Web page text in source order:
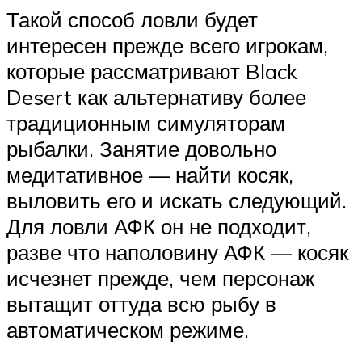
Такой способ ловли будет
интересен прежде всего игрокам,
которые рассматривают Black
Desert как альтернативу более
традиционным симуляторам
рыбалки. Занятие довольно
медитативное — найти косяк,
выловить его и искать следующий.
Для ловли АФК он не подходит,
разве что наполовину АФК — косяк
исчезнет прежде, чем персонаж
вытащит оттуда всю рыбу в
автоматическом режиме.